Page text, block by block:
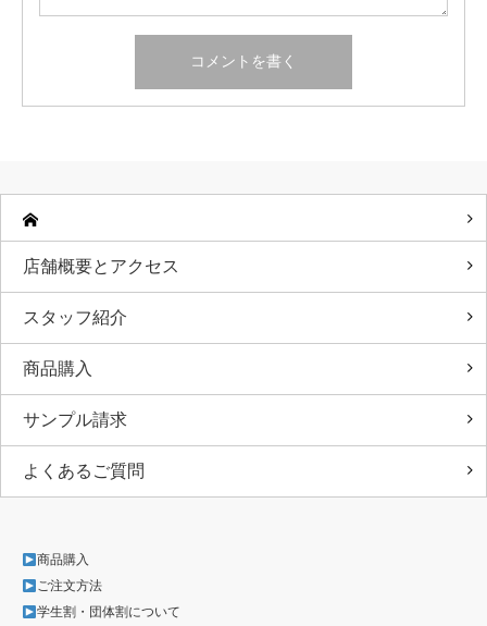
店舗概要とアクセス
スタッフ紹介
商品購入
サンプル請求
よくあるご質問
商品購入
ご注文方法
学生割・団体割について